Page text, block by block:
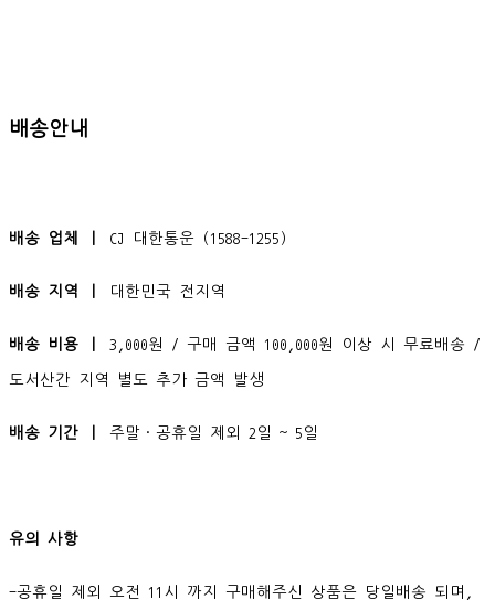
배송안내
배송 업체 ㅣ CJ 대한통운 (1588-1255)
배송 지역 ㅣ 대한민국 전지역
배송 비용 ㅣ 3,000원 / 구매 금액 100,000원 이상 시 무료배송 /
도서산간 지역 별도 추가 금액 발생
배송 기간 ㅣ 주말·공휴일 제외 2일 ~ 5일
유의 사항
-공휴일 제외 오전 11시 까지 구매해주신 상품은 당일배송 되며,